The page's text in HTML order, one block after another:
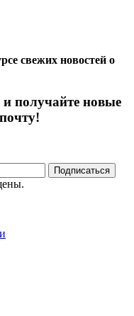
свежих новостей о
получайте новые